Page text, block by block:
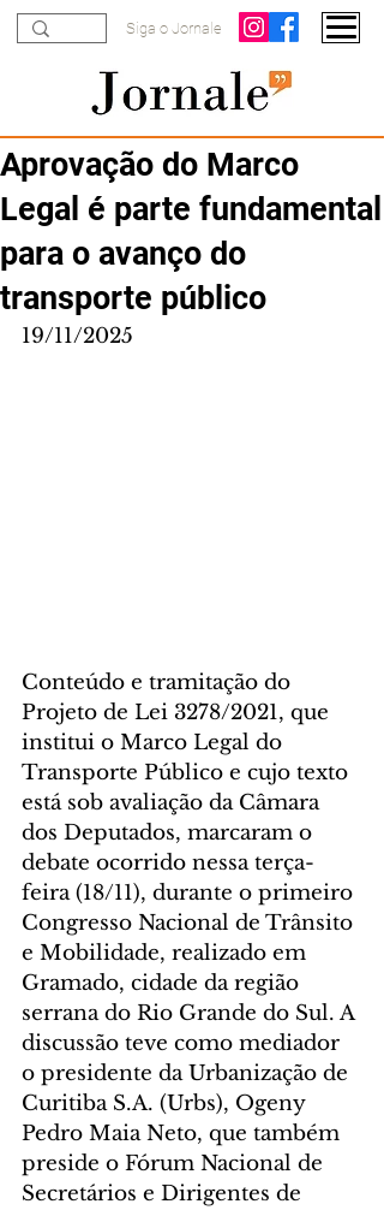
Siga o Jornale
Aprovação do Marco
Legal é parte fundamental
para o avanço do
transporte público
19/11/2025
Conteúdo e tramitação do
Projeto de Lei 3278/2021, que
institui o Marco Legal do
Transporte Público e cujo texto
está sob avaliação da Câmara
dos Deputados, marcaram o
debate ocorrido nessa terça-
feira (18/11), durante o primeiro
Congresso Nacional de Trânsito
e Mobilidade, realizado em
Gramado, cidade da região
serrana do Rio Grande do Sul. A
discussão teve como mediador
o presidente da Urbanização de
Curitiba S.A. (Urbs), Ogeny
Pedro Maia Neto, que também
preside o Fórum Nacional de
Secretários e Dirigentes de